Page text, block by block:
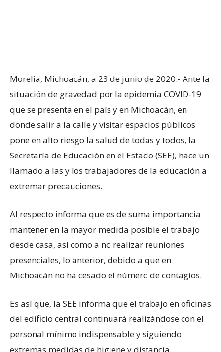
Morelia, Michoacán, a 23 de junio de 2020.- Ante la
situación de gravedad por la epidemia COVID-19
que se presenta en el país y en Michoacán, en
donde salir a la calle y visitar espacios públicos
pone en alto riesgo la salud de todas y todos, la
Secretaría de Educación en el Estado (SEE), hace un
llamado a las y los trabajadores de la educación a
extremar precauciones.
Al respecto informa que es de suma importancia
mantener en la mayor medida posible el trabajo
desde casa, así como a no realizar reuniones
presenciales, lo anterior, debido a que en
Michoacán no ha cesado el número de contagios.
Es así que, la SEE informa que el trabajo en oficinas
del edificio central continuará realizándose con el
personal mínimo indispensable y siguiendo
extremas medidas de higiene y distancia.